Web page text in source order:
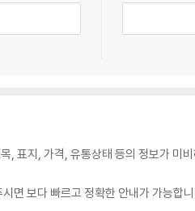
, 표지, 가격, 유통상태 등의 정보가 미
면 보다 빠르고 정확한 안내가 가능합